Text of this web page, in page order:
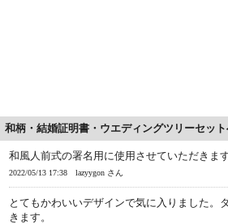
和柄・結婚証明書・ウエディングツリーセッ
和風人前式の署名用に使用させていただきます
2022/05/13 17:38 lazyygon さん
とてもかわいいデザインで気に入りました。
きます。